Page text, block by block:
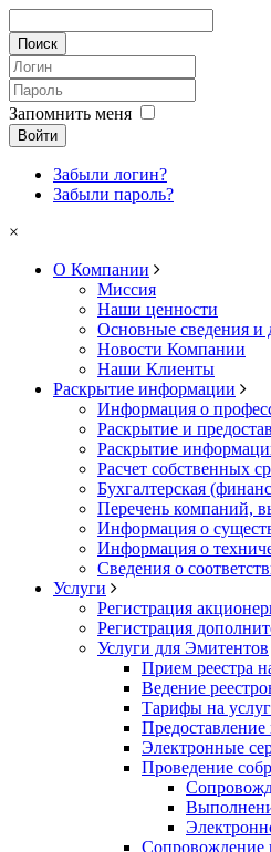
Запомнить меня
Войти
Забыли логин?
Забыли пароль?
×
О Компании
Миссия
Наши ценности
Основные сведения и
Новости Компании
Наши Клиенты
Раскрытие информации
Информация о
Раскрытие и
Раскрытие
Расчет собственных
Бухгалтерская
Перечень компаний,
Информация о
Информация о
Сведения о
Услуги
Регистрация
Регистрация
Услуги для Эмитентов
Прием реестра
Ведение
Тарифы на
Электронные
Проведение
Сопровождение